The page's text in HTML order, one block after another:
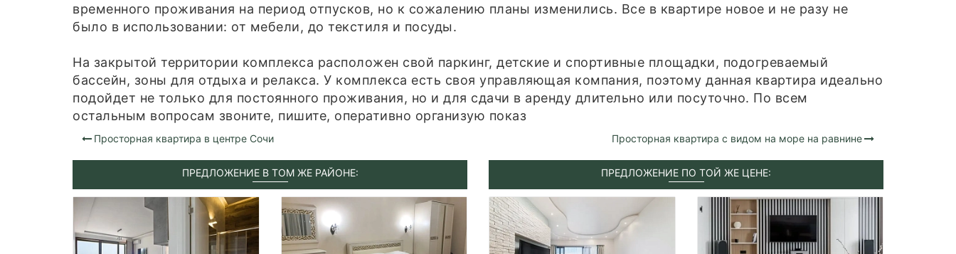
временного проживания на период отпусков, но к сожалению планы изменились. Все в квартире новое и не разу не
было в использовании: от мебели, до текстиля и посуды.
На закрытой территории комплекса расположен свой паркинг, детские и спортивные площадки, подогреваемый
бассейн, зоны для отдыха и релакса. У комплекса есть своя управляющая компания, поэтому данная квартира идеально
подойдет не только для постоянного проживания, но и для сдачи в аренду длительно или посуточно. По всем
остальным вопросам звоните, пишите, оперативно организую показ
Просторная квартира в центре Сочи Просторная квартира с видом на море на равнине
ПРЕДЛОЖЕНИЕ В ТОМ ЖЕ РАЙОНЕ: ПРЕДЛОЖЕНИЕ ПО ТОЙ ЖЕ ЦЕНЕ: